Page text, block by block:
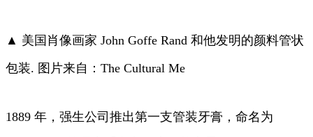
▲ 美国肖像画家 John Goffe Rand 和他发明的颜料管状
包装. 图片来自：The Cultural Me
1889 年，强生公司推出第一支管装牙膏，命名为